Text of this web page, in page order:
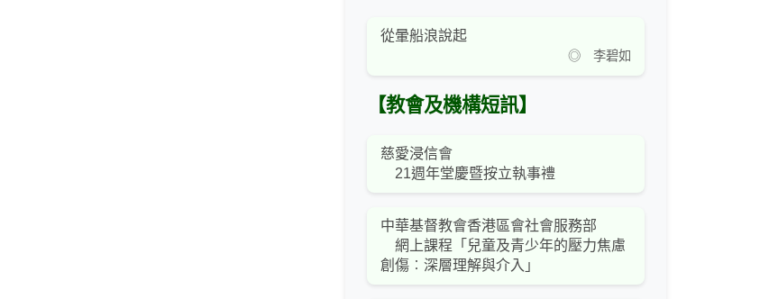
從暈船浪說起
◎ 李碧如
【教會及機構短訊】
慈愛浸信會
21週年堂慶暨按立執事禮
中華基督教會香港區會社會服務部
網上課程「兒童及青少年的壓力焦慮
創傷︰深層理解與介入」